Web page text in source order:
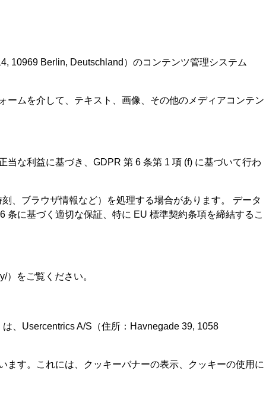
10969 Berlin, Deutschland）のコンテンツ管理システム
ムを介して、テキスト、画像、その他のメディアコンテン
な利益に基づき、GDPR 第 6 条第 1 項 (f) に基づいて行わ
、ブラウザ情報など）を処理する場合があります。 データ
に基づく適切な保証、特に EU 標準契約条項を締結するこ
をご覧ください。
、Usercentrics A/S（住所：Havnegade 39, 1058
す。これには、クッキーバナーの表示、クッキーの使用に